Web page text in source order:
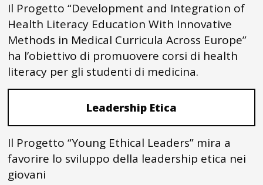
Il Progetto “Development and Integration of
Health Literacy Education With Innovative
Methods in Medical Curricula Across Europe”
ha l’obiettivo di promuovere corsi di health
literacy per gli studenti di medicina.
Leadership Etica
Il Progetto “Young Ethical Leaders” mira a
favorire lo sviluppo della leadership etica nei
giovani